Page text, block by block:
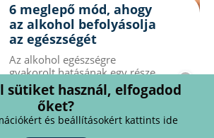
6 meglepő mód, ahogy
az alkohol befolyásolja
az egészségét
Az alkohol egészségre
gyakorolt ​​hatásának egy része
jól ismert, mások azonban
meglepők lehetnek. Van hat
kevésbé ismert hatás, amelyet
az alkohol gyakorol a
sütiket használ, elfogadod
őket?
és beállításokért kattints ide